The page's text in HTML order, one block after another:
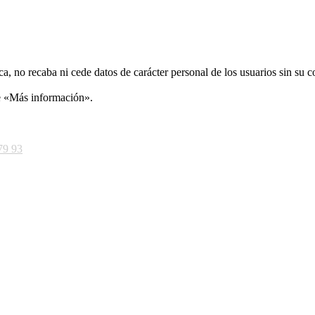
recaba ni cede datos de carácter personal de los usuarios sin su
«Más información».
93